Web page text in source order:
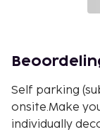
Self parking
onsite.Make
individually